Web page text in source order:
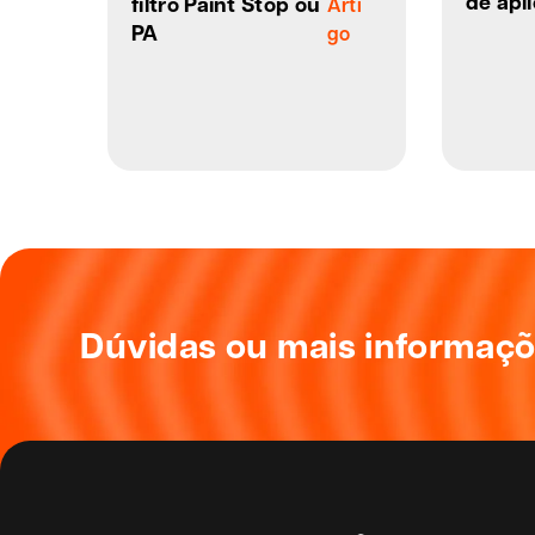
PA
go
Dúvidas ou mais